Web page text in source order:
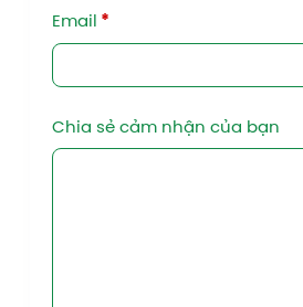
Email *
Chia sẻ cảm nhận của bạn